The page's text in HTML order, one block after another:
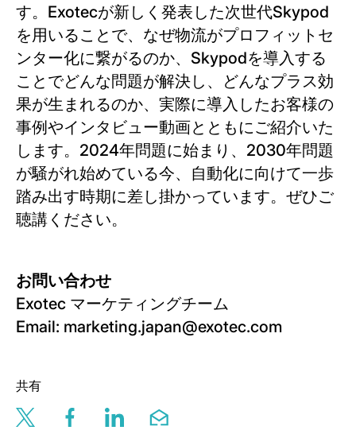
す。Exotecが新しく発表した次世代Skypod
を用いることで、なぜ物流がプロフィットセ
ンター化に繋がるのか、Skypodを導入する
ことでどんな問題が解決し、どんなプラス効
果が生まれるのか、実際に導入したお客様の
事例やインタビュー動画とともにご紹介いた
します。2024年問題に始まり、2030年問題
が騒がれ始めている今、自動化に向けて一歩
踏み出す時期に差し掛かっています。ぜひご
聴講ください。
お問い合わせ
Exotec マーケティングチーム
Email: marketing.japan@exotec.com
共有
Share this page via twitter
Share this page via facebook
Share this page via linkedin
Share this page via email